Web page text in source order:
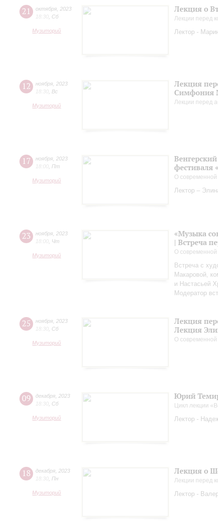
21 октября 2023
18:30 Сб
Музиторий
Лекция о
Лекции перед
Лектор -
12 ноября 2023
18:30 Вс
Музиторий
Лекция
Симфония
Лекции перед
17 ноября 2023
18:00 Пт
Музиторий
фестиваля
О
Лектор –
23 ноября 2023
18:00 Чт
Музиторий
«Музыка
| Встреча
О
Встреча с
Макаровой,
и Настасьей
Модератор
25 ноября 2023
18:30 Сб
Музиторий
Лекция
Лекция
О
09 декабря 2023
18:30 Сб
Музиторий
Юрий
Цикл лекции
Лектор -
18 декабря 2023
18:30 Пн
Музиторий
Лекция о
Лекции перед
Лектор -